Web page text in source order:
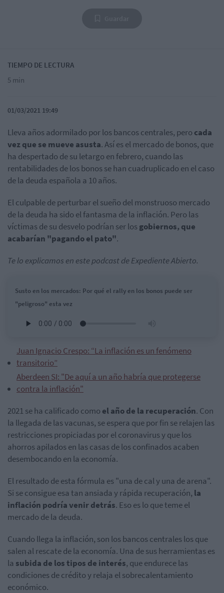
TIEMPO DE LECTURA
5 min
01/03/2021 19:49
Lleva años adormilado por los bancos centrales, pero cada
vez que se mueve asusta. Así es el mercado de bonos, que
ha despertado de su letargo en febrero, cuando las
rentabilidades de los bonos se han cuadruplicado en el caso
de la deuda española a 10 años.
El culpable de perturbar el sueño del monstruoso mercado
de la deuda ha sido el fantasma de la inflación. Pero las
víctimas de su desvelo podrían ser losgobiernos, que
acabarían "pagando el pato".
Te lo explicamos en este podcast de Expediente Abierto.
Susto en los mercados: Por qué el rally en los bonos puede ser
"peligroso" esta vez
Juan Ignacio Crespo: “La inflación es un fenómeno
transitorio”
Aberdeen SI: "De aquí a un año habría que protegerse
contra la inflación"
2021 se ha calificado como el año de la recuperación. Con
la llegada de las vacunas, se espera que por fin se relajen las
restricciones propiciadas por el coronavirus y que los
ahorros apilados en las casas de los confinados acaben
desembocando en la economía.
El resultado de esta fórmula es "una de cal y una de arena".
Si se consigue esa tan ansiada y rápida recuperación, la
inflación podría venir detrás. Eso es lo que teme el
mercado de la deuda.
Cuando llega la inflación, son los bancos centrales los que
salen al rescate de la economía. Una de sus herramientas es
la subida de los tipos de interés, que endurece las
condiciones de crédito y relaja el sobrecalentamiento
económico.